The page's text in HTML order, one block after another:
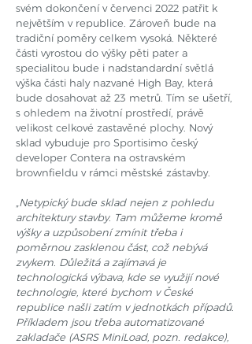
svém dokončení v červenci 2022 patřit k
největším v republice. Zároveň bude na
tradiční poměry celkem vysoká. Některé
části vyrostou do výšky pěti pater a
specialitou bude i nadstandardní světlá
výška části haly nazvané High Bay, která
bude dosahovat až 23 metrů. Tím se ušetří,
s ohledem na životní prostředí, právě
velikost celkové zastavěné plochy. Nový
sklad vybuduje pro Sportisimo český
developer Contera na ostravském
brownfieldu v rámci městské zástavby.
Netypický bude sklad nejen z pohledu
architektury stavby. Tam můžeme kromě
výšky a uzpůsobení zmínit třeba i
poměrnou zasklenou část, což nebývá
zvykem. Důležitá a zajímavá je
technologická výbava, kde se využijí nové
technologie, které bychom v České
republice našli zatím v jednotkách případů.
Příkladem jsou třeba automatizované
zakladače (ASRS MiniLoad, pozn. redakce),